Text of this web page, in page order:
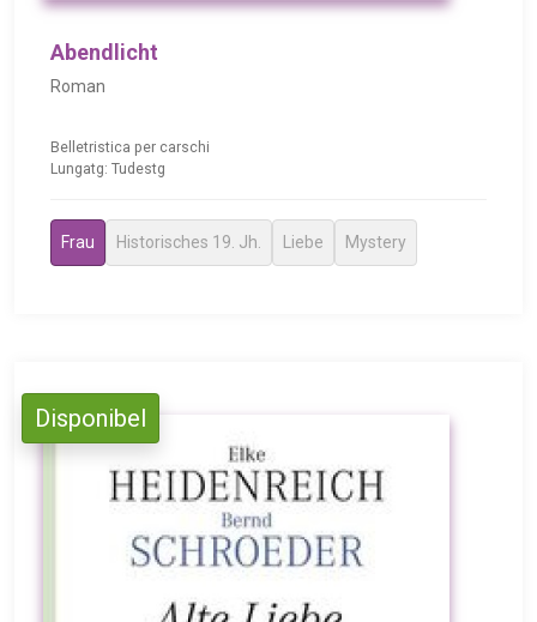
Abendlicht
Roman
Belletristica per carschi
Lungatg: Tudestg
Frau Historisches 19. Jh. Liebe Mystery
Disponibel